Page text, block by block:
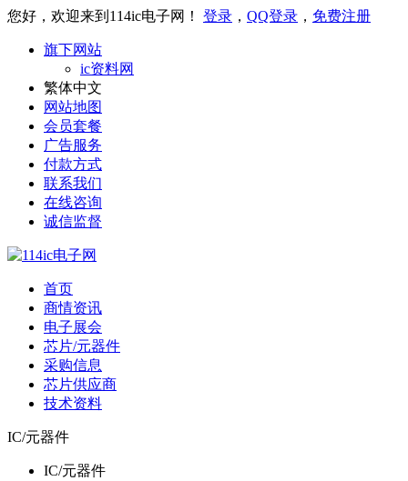
您好，欢迎来到114ic电子网！ 登录 ， QQ登录 ， 免费注册
旗下网站
ic资料网
繁体中文
网站地图
会员套餐
广告服务
付款方式
联系我们
在线咨询
诚信监督
首页
商情资讯
电子展会
芯片/元器件
采购信息
芯片供应商
技术资料
IC/元器件
IC/元器件